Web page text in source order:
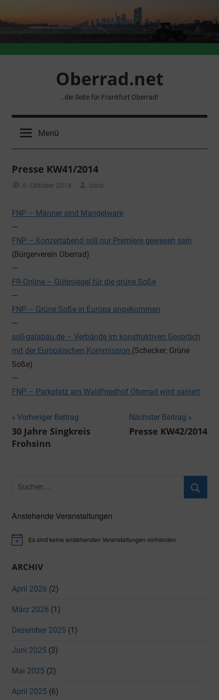
Inhalt
springen
Oberrad.net
..die Seite für Frankfurt Oberrad!
Menü
Presse KW41/2014
6. Oktober 2014
chris
FNP – Männer sind Mangelware
—
FNP – Konzertabend soll nur Premiere gewesen sein
(Bürgerverein Oberrad)
—
FR-Online – Gütesiegel für die grüne Soße
—
FNP – Grüne Soße in Europa angekommen
—
soll-galabau.de – Verbände im konstruktiven Gespräch
mit der Europäischen Kommission (Schecker; Grüne
Soße)
—
FNP – Parkplatz am Waldfriedhof Oberrad wird saniert
Beitragsnavigation
Vorheriger Beitrag
30 Jahre Singkreis
Frohsinn
Nächster Beitrag
Presse KW42/2014
Suchen
Anstehende Veranstaltungen
HinweisEs sind keine anstehenden Veranstaltungen vorhanden.
ARCHIV
April 2026 (2)
März 2026 (1)
Dezember 2025 (1)
Juni 2025 (3)
Mai 2025 (2)
April 2025 (6)